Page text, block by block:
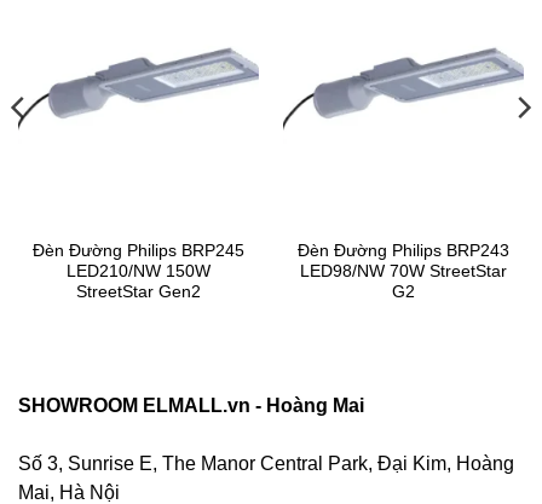
Đèn Đường Philips BRP245
LED210/NW 150W
StreetStar Gen2
Đèn Đường Philips BRP243
LED98/NW 70W StreetStar
G2
SHOWROOM ELMALL.vn - Hoàng Mai
Số 3, Sunrise E, The Manor Central Park, Đại Kim, Hoàng
Mai, Hà Nội